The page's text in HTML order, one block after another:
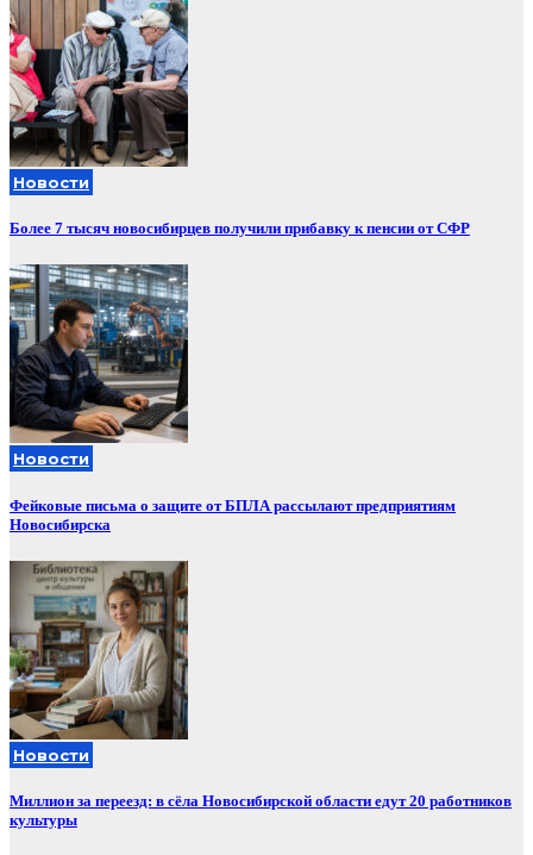
Новости
Более 7 тысяч новосибирцев получили прибавку к пенсии от СФР
Новости
Фейковые письма о защите от БПЛА рассылают предприятиям
Новосибирска
Новости
Миллион за переезд: в сёла Новосибирской области едут 20 работников
культуры